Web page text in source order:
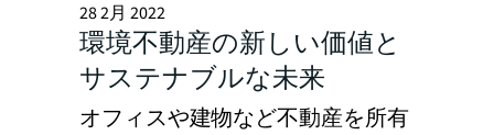
28 2月 2022
環境不動産の新しい価値と
サステナブルな未来
オフィスや建物など不動産を所有